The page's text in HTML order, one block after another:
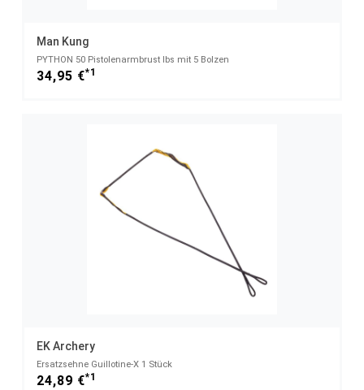
Man Kung
PYTHON 50 Pistolenarmbrust lbs mit 5 Bolzen
34,95 €*1
EK Archery
Ersatzsehne Guillotine-X 1 Stück
24,89 €*1